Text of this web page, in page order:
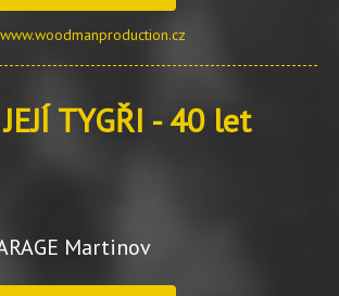
www.woodmanproduction.cz
TYGŘI - 40 let
Martinov